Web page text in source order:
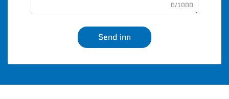
0/1000
Send inn